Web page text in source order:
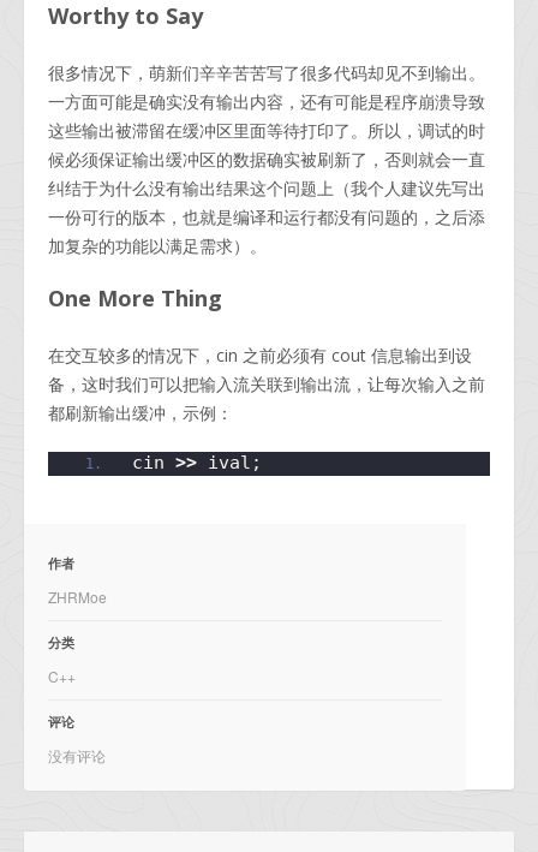
Worthy to Say
很多情况下，萌新们辛辛苦苦写了很多代码却见不到输出。
一方面可能是确实没有输出内容，还有可能是程序崩溃导致
这些输出被滞留在缓冲区里面等待打印了。所以，调试的时
候必须保证输出缓冲区的数据确实被刷新了，否则就会一直
纠结于为什么没有输出结果这个问题上（我个人建议先写出
一份可行的版本，也就是编译和运行都没有问题的，之后添
加复杂的功能以满足需求）。
One More Thing
在交互较多的情况下，cin 之前必须有 cout 信息输出到设
备，这时我们可以把输入流关联到输出流，让每次输入之前
都刷新输出缓冲，示例：
cin >> ival;
作者
ZHRMoe
分类
C++
评论
没有评论